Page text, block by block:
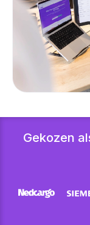
Gekozen